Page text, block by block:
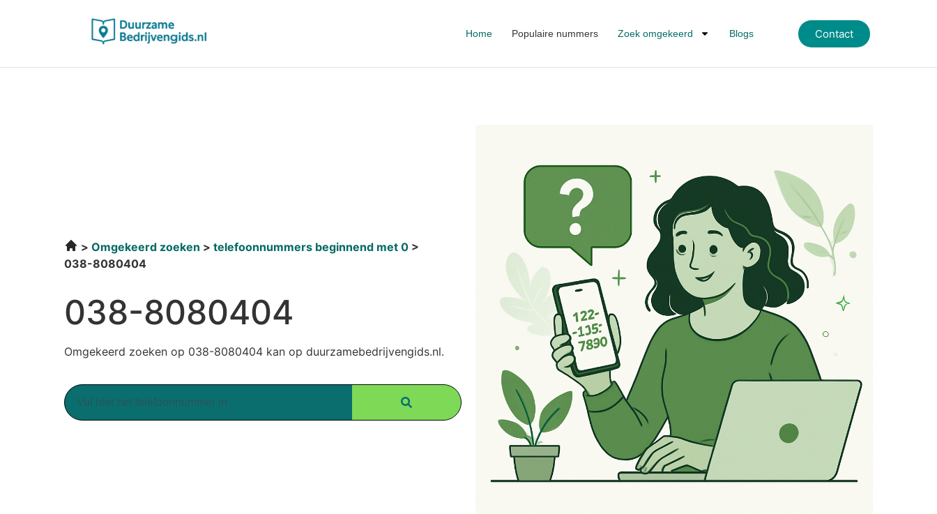
Home Populaire nummers Zoek omgekeerd Blogs Contact
Omgekeerd zoeken
telefoonnummers beginnend met 0
038-8080404
038-8080404
Omgekeerd zoeken op 038-8080404 kan op duurzamebedrijvengids.nl.